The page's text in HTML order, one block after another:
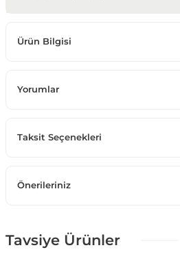
Ürün Bilgisi
Yorumlar
Taksit Seçenekleri
Önerileriniz
Tavsiye Ürünler